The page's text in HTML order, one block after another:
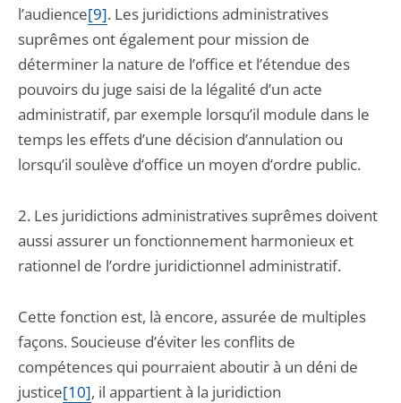
l’audience[9]. Les juridictions administratives
suprêmes ont également pour mission de
déterminer la nature de l’office et l’étendue des
pouvoirs du juge saisi de la légalité d’un acte
administratif, par exemple lorsqu’il module dans le
temps les effets d’une décision d’annulation ou
lorsqu’il soulève d’office un moyen d’ordre public.
2. Les juridictions administratives suprêmes doivent
aussi assurer un fonctionnement harmonieux et
rationnel de l’ordre juridictionnel administratif.
Cette fonction est, là encore, assurée de multiples
façons. Soucieuse d’éviter les conflits de
compétences qui pourraient aboutir à un déni de
justice[10], il appartient à la juridiction